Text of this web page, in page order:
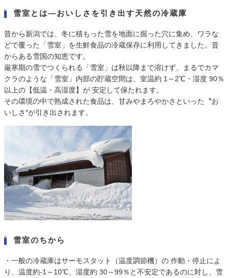
雪室とは―おいしさを引き出す天然の冷蔵庫
昔から新潟では、冬に積もった雪を地面に掘った穴に集め、ワラな
どで覆った「雪室」を生鮮食品の冷蔵保存に利用してきました。昔
からある雪国の知恵です。
厳寒期の雪でつくられる「雪室」は秋以降まで溶けず、まるでカマ
クラのような「雪室」内部の貯蔵空間は、室温約 1～2℃・湿度 90％
以上の【低温・高湿度】が 安定して保たれます。
その環境の中で熟成された食品は、甘みやまろやかさといった〝お
いしさ″が引き出されます。
雪室のちから
・一般の冷蔵庫はサーモスタット（温度調節機）の 作動・停止によ
り、温度約-1～10℃、湿度約 30～99％と不安定であるのに対し、雪